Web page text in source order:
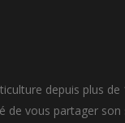
depuis plus de
de vous partager